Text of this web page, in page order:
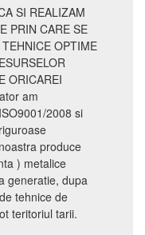
SI REALIZAM
PRIN CARE SE
OPTIME
ORICAREI
am
2008 si
produce
) metalice
generatie, dupa
tehnice de
teritoriul tarii.